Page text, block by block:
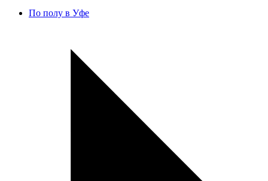
По полу в Уфе